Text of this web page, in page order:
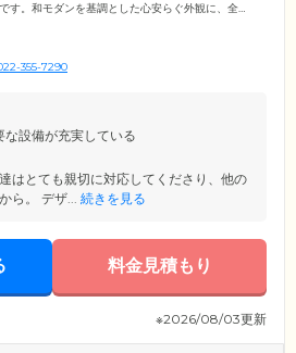
す。和モダンを基調とした心安らぐ外観に、全
。基本サービスは、毎日の安否確認や健康的な
心をこめてサポートします。オプションで訪問
355-7290
な設備が充実している
はとても親切に対応してくださり、他の
ら。 デザ... 続きを見る
料金見積もり
※2026/08/03更新